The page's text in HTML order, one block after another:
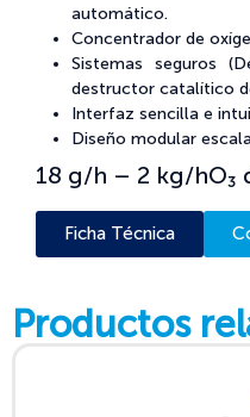
automático.
Concentrador de
Sistemas seguros
destructor catalítico
Interfaz sencilla e
Diseño modular
18 g/h – 2 kg/hO₃
Ficha Técnica
Productos